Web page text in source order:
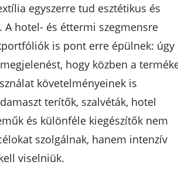
egyszerre tud esztétikus és
A hotel- és éttermi szegmensre
is pont erre épülnek: úgy
hogy közben a
követelményeinek is
terítők, szalvéták, hotel
és különféle kiegészítők nem
szolgálnak, hanem intenzív
viselniük.